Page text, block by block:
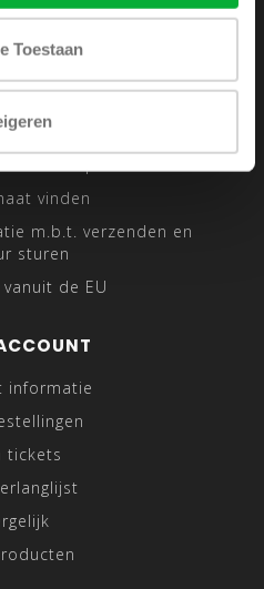
Toestaan
Tailor
vinden
m.b.t. verzenden en
sturen
de EU
informatie
tickets